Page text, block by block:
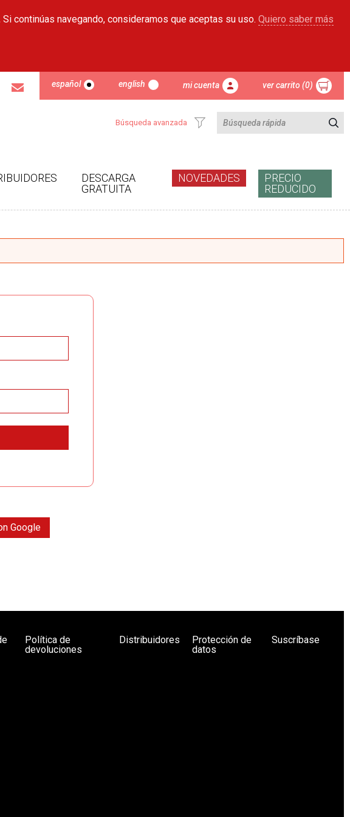
Si continúas navegando, consideramos que aceptas su uso. Quiero saber más
español english mi cuenta ver carrito (0)
Búsqueda avanzada
DESCARGA
GRATUITA
NOVEDADES
PRECIO
REDUCIDO
Google
Política de
devoluciones
Distribuidores
Protección de
datos
Suscríbase